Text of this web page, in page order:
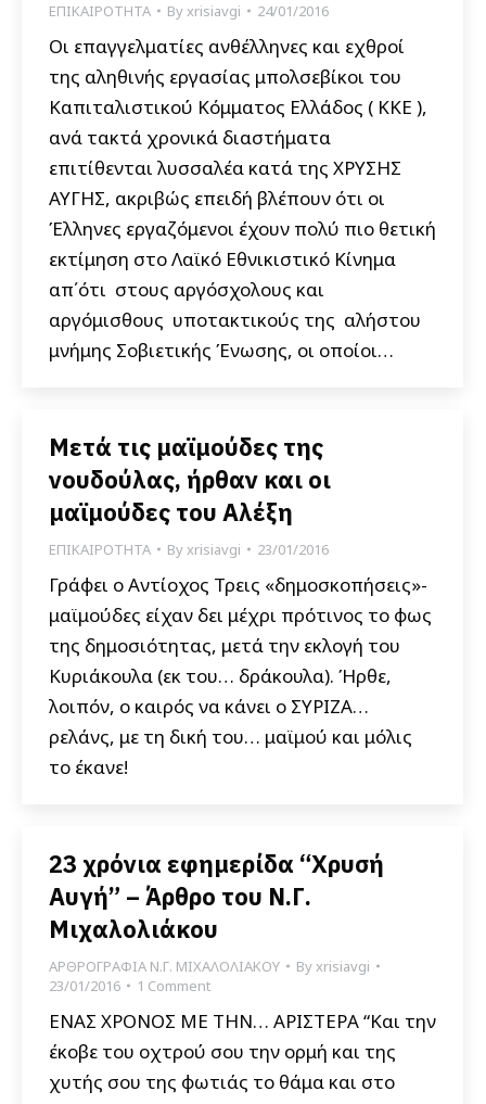
ΕΠΙΚΑΙΡΟΤΗΤΑ Byxrisiavgi 24/01/2016
Οι επαγγελματίες ανθέλληνες και εχθροί
της αληθινής εργασίας μπολσεβίκοι του
Καπιταλιστικού Κόμματος Ελλάδος ( ΚΚΕ ),
ανά τακτά χρονικά διαστήματα
επιτίθενται λυσσαλέα κατά της ΧΡΥΣΗΣ
ΑΥΓΗΣ, ακριβώς επειδή βλέπουν ότι οι
Έλληνες εργαζόμενοι έχουν πολύ πιο θετική
εκτίμηση στο Λαϊκό Εθνικιστικό Κίνημα
απ΄ότι στους αργόσχολους και
αργόμισθους υποτακτικούς της αλήστου
μνήμης Σοβιετικής Ένωσης, οι οποίοι…
Μετά τις μαϊμούδες της
νουδούλας, ήρθαν και οι
μαϊμούδες του Αλέξη
ΕΠΙΚΑΙΡΟΤΗΤΑ Byxrisiavgi 23/01/2016
Γράφει ο Αντίοχος Τρεις «δημοσκοπήσεις»-
μαϊμούδες είχαν δει μέχρι πρότινος το φως
της δημοσιότητας, μετά την εκλογή του
Κυριάκουλα (εκ του… δράκουλα). Ήρθε,
λοιπόν, ο καιρός να κάνει ο ΣΥΡΙΖΑ…
ρελάνς, με τη δική του… μαϊμού και μόλις
το έκανε!
23 χρόνια εφημερίδα “Χρυσή
Αυγή” – Άρθρο του Ν.Γ.
Μιχαλολιάκου
ΑΡΘΡΟΓΡΑΦΙΑ Ν.Γ. ΜΙΧΑΛΟΛΙΑΚΟΥ Byxrisiavgi
23/01/2016
1 Comment
ΕΝΑΣ ΧΡΟΝΟΣ ΜΕ ΤΗΝ… ΑΡΙΣΤΕΡΑ “Και την
έκοβε του οχτρού σου την ορμή και της
χυτής σου της φωτιάς το θάμα και στο